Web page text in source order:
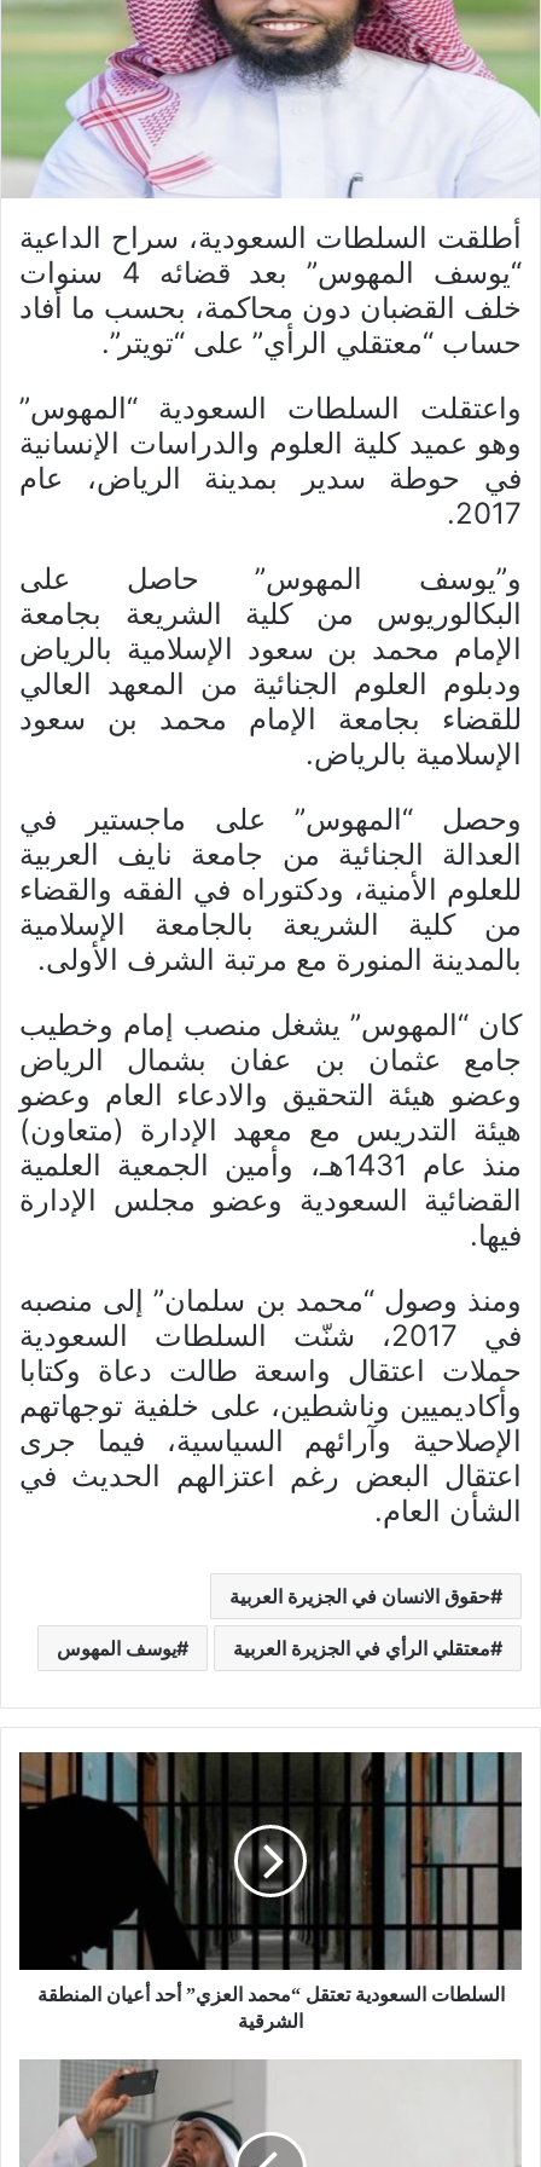
أطلقت السلطات السعودية، سراح الداعية
“يوسف المهوس” بعد قضائه 4 سنوات
خلف القضبان دون محاكمة، بحسب ما أفاد
حساب “معتقلي الرأي” على “تويتر”.
واعتقلت السلطات السعودية “المهوس”
وهو عميد كلية العلوم والدراسات الإنسانية
في حوطة سدير بمدينة الرياض، عام
2017.
و”يوسف المهوس” حاصل على
البكالوريوس من كلية الشريعة بجامعة
الإمام محمد بن سعود الإسلامية بالرياض
ودبلوم العلوم الجنائية من المعهد العالي
للقضاء بجامعة الإمام محمد بن سعود
الإسلامية بالرياض.
وحصل “المهوس” على ماجستير في
العدالة الجنائية من جامعة نايف العربية
للعلوم الأمنية، ودكتوراه في الفقه والقضاء
من كلية الشريعة بالجامعة الإسلامية
بالمدينة المنورة مع مرتبة الشرف الأولى.
كان “المهوس” يشغل منصب إمام وخطيب
جامع عثمان بن عفان بشمال الرياض
وعضو هيئة التحقيق والادعاء العام وعضو
هيئة التدريس مع معهد الإدارة (متعاون)
منذ عام 1431هـ، وأمين الجمعية العلمية
القضائية السعودية وعضو مجلس الإدارة
فيها.
ومنذ وصول “محمد بن سلمان” إلى منصبه
في 2017، شنّت السلطات السعودية
حملات اعتقال واسعة طالت دعاة وكتابا
وأكاديميين وناشطين، على خلفية توجهاتهم
الإصلاحية وآرائهم السياسية، فيما جرى
اعتقال البعض رغم اعتزالهم الحديث في
الشأن العام.
حقوق الانسان في الجزيرة العربية
معتقلي الرأي في الجزيرة العربية يوسف المهوس
السلطات السعودية تعتقل “محمد العزي” أحد أعيان المنطقة
الشرقية